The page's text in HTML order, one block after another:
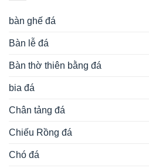
bàn ghế đá
Bàn lễ đá
Bàn thờ thiên bằng đá
bia đá
Chân tảng đá
Chiếu Rồng đá
Chó đá